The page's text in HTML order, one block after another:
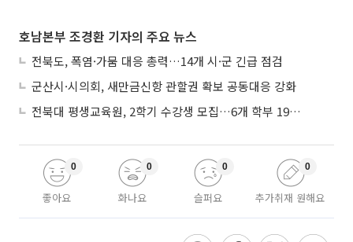
호남본부 조경환 기자의 주요 뉴스
전북도, 폭염·가뭄 대응 총력…14개 시·군 긴급 점검
군산시·시의회, 새만금신항 관할권 확보 공동대응 강화
전북대 평생교육원, 2학기 수강생 모집…6개 학부 193개 강좌
좋아요
0
화나요
0
슬퍼요
0
추가취재 원해요
0